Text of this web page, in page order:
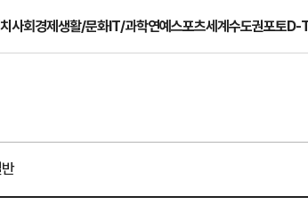
사회경제생활/문화IT/과학연예스포츠세계수도권포토D-